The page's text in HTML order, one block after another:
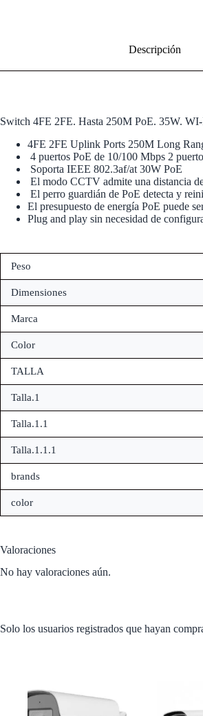
Descripción
Switch 4FE 2FE. Hasta 250M PoE. 35W.
4FE 2FE Uplink Ports 250M Long
4 puertos PoE de 10/100 Mbps 2
Soporta IEEE 802.3af/at 30W PoE
El modo CCTV admite una distancia
El perro guardián de PoE detecta y
El presupuesto de energía PoE puede
Plug and play sin necesidad de
Peso
Dimensiones
Marca
Color
TALLA
Talla.1
Talla.1.1
Talla.1.1.1
brands
color
Valoraciones
No hay valoraciones aún.
Solo los usuarios registrados que hayan